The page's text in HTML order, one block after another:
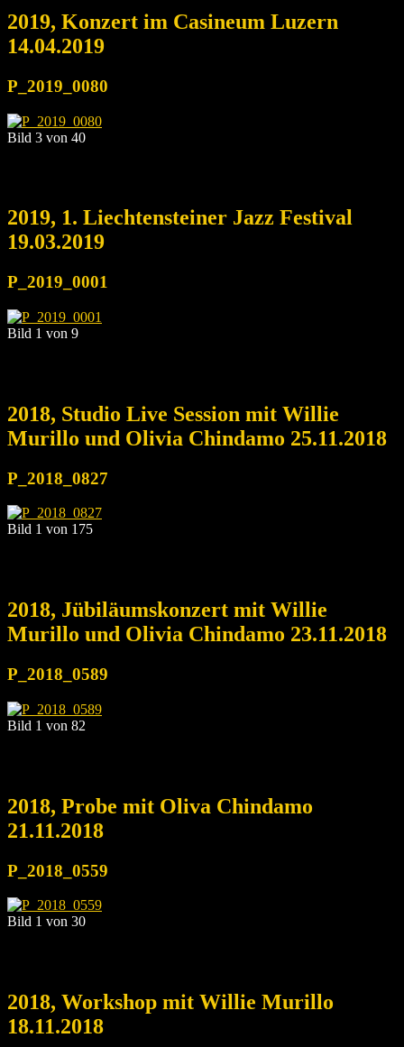
2019, Konzert im Casineum Luzern
14.04.2019
P_2019_0080
Bild 3 von 40
2019, 1. Liechtensteiner Jazz Festival
19.03.2019
P_2019_0001
Bild 1 von 9
2018, Studio Live Session mit Willie
Murillo und Olivia Chindamo 25.11.2018
P_2018_0827
Bild 1 von 175
2018, Jübiläumskonzert mit Willie
Murillo und Olivia Chindamo 23.11.2018
P_2018_0589
Bild 1 von 82
2018, Probe mit Oliva Chindamo
21.11.2018
P_2018_0559
Bild 1 von 30
2018, Workshop mit Willie Murillo
18.11.2018